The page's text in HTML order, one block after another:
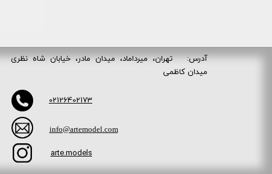
02126402173
info@artemodel.com
arte.models
آدرس: تهران، میرداماد، میدان مادر، خیابان شاه نظری
میدان کاظمی